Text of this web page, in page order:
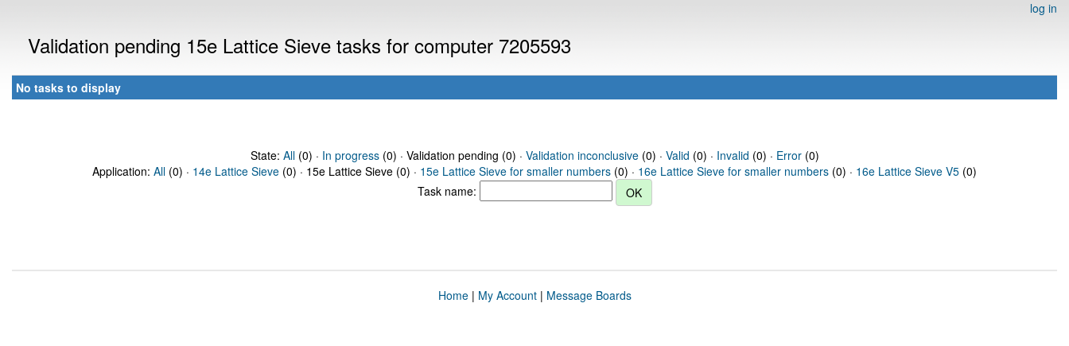
log in
Validation pending 15e Lattice Sieve tasks for computer 7205593
No tasks to display
State: All(0) · In progress(0) · Validation pending (0) · Validation inconclusive(0) · Valid (0) · Invalid (0) · Error(0)
Application: All (0) · 14e Lattice Sieve (0) · 15e Lattice Sieve (0) · 15e Lattice Sieve for smaller numbers (0) · 16e Lattice Sieve for smaller numbers (0) · 16e Lattice Sieve V5 (0)
Task name:
Home| My Account| Message Boards